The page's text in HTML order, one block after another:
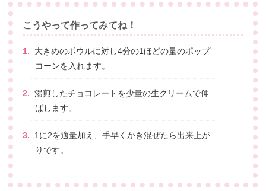
こうやって作ってみてね！
大きめのボウルに対し4分の1ほどの量のポップ
コーンを入れます。
湯煎したチョコレートを少量の生クリームで伸
ばします。
1に2を適量加え、手早くかき混ぜたら出来上が
りです。